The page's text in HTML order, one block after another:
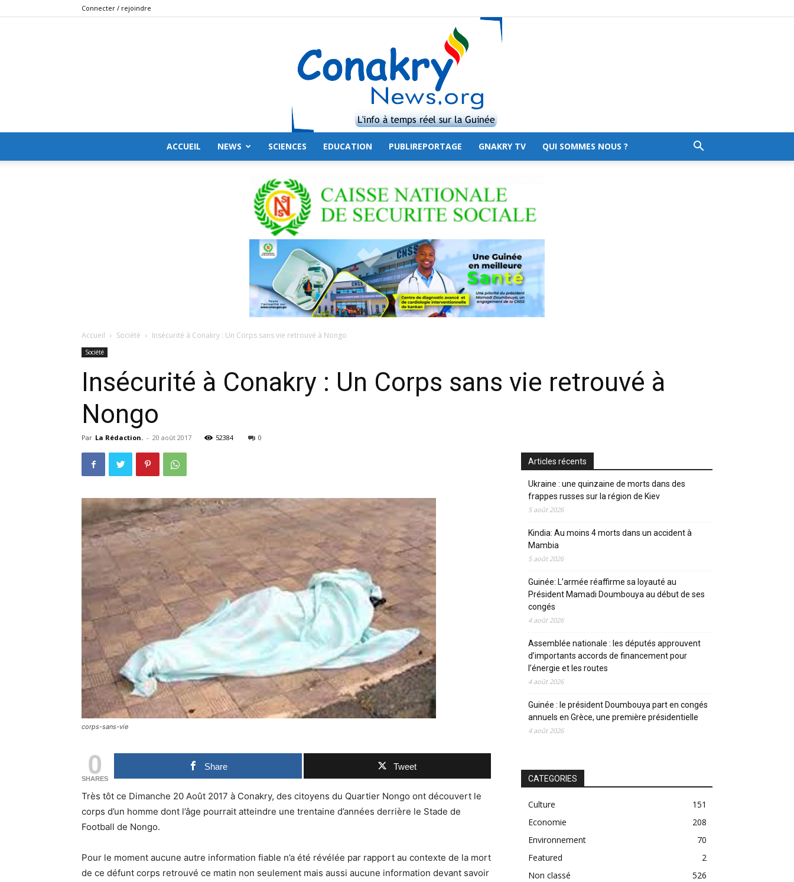
Connecter / rejoindre
ACCUEIL NEWS SCIENCES EDUCATION PUBLIREPORTAGE GNAKRY TV QUI SOMMES NOUS ?
Accueil Société Insécurité à Conakry : Un Corps sans vie retrouvé à Nongo
Société
Insécurité à Conakry : Un Corps sans vie retrouvé à
Nongo
Par La Rédaction. - 20 août 2017 52384 0
corps-sans-vie
0
SHARES
Share Tweet
Très tôt ce Dimanche 20 Août 2017 à Conakry, des citoyens du Quartier Nongo ont découvert le
corps d’un homme dont l’âge pourrait atteindre une trentaine d’années derrière le Stade de
Football de Nongo.
Pour le moment aucune autre information fiable n’a été révélée par rapport au contexte de la mort
de ce défunt corps retrouvé ce matin non seulement mais aussi aucune information devant savoir
Articles récents
Ukraine : une quinzaine de morts dans des
frappes russes sur la région de Kiev
5 août 2026
Kindia: Au moins 4 morts dans un accident à
Mambia
5 août 2026
Guinée: L’armée réaffirme sa loyauté au
Président Mamadi Doumbouya au début de ses
congés
4 août 2026
Assemblée nationale : les députés approuvent
d’importants accords de financement pour
l’énergie et les routes
4 août 2026
Guinée : le président Doumbouya part en congés
annuels en Grèce, une première présidentielle
4 août 2026
CATEGORIES
Culture
151
Economie
208
Environnement
70
Featured
2
Non classé
526